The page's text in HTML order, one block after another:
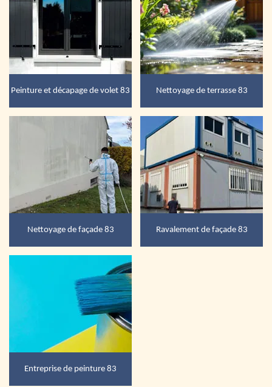
Peinture et décapage de volet 83 Nettoyage de terrasse 83
Nettoyage de façade 83 Ravalement de façade 83
Entreprise de peinture 83